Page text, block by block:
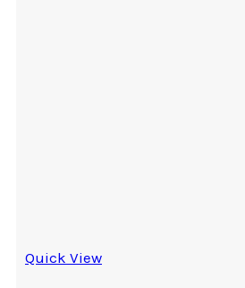
Quick View